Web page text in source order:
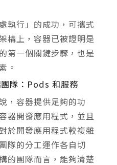
執行」的成功，可攜式
構上，容器已被證明是
第一個關鍵步驟，也是
。
隊：Pods 和服務
，容器提供足夠的功
器開發應用程式，並且
於開發應用程式較複雜
隊的分工運作各自切
的團隊而言，能夠清楚